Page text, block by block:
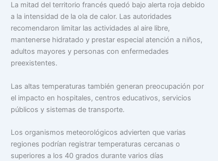
La mitad del territorio francés quedó bajo alerta roja debido
a la intensidad de la ola de calor. Las autoridades
recomendaron limitar las actividades al aire libre,
mantenerse hidratado y prestar especial atención a niños,
adultos mayores y personas con enfermedades
preexistentes.
Las altas temperaturas también generan preocupación por
el impacto en hospitales, centros educativos, servicios
públicos y sistemas de transporte.
Los organismos meteorológicos advierten que varias
regiones podrían registrar temperaturas cercanas o
superiores a los 40 grados durante varios días